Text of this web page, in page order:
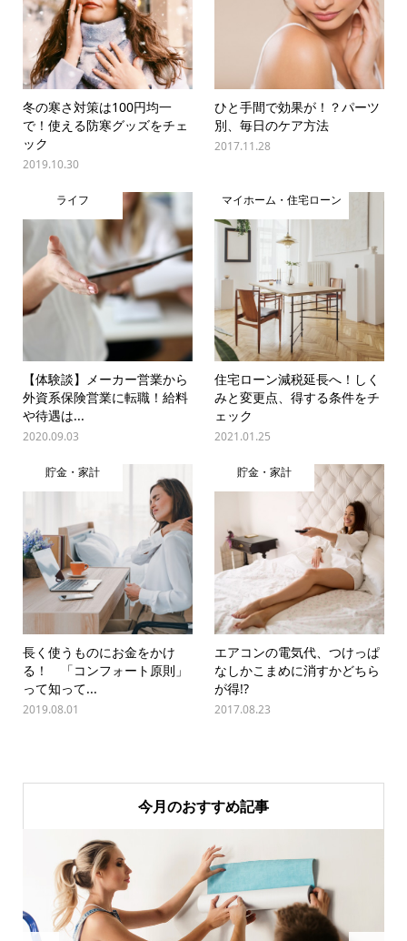
冬の寒さ対策は100円均一
で！使える防寒グッズをチェ
ック
2019.10.30
ひと手間で効果が！？パーツ
別、毎日のケア方法
2017.11.28
ライフ
【体験談】メーカー営業から
外資系保険営業に転職！給料
や待遇は...
2020.09.03
マイホーム・住宅ローン
住宅ローン減税延長へ！しく
みと変更点、得する条件をチ
ェック
2021.01.25
貯金・家計
長く使うものにお金をかけ
る！ 「コンフォート原則」
って知って...
2019.08.01
貯金・家計
エアコンの電気代、つけっぱ
なしかこまめに消すかどちら
が得!?
2017.08.23
今月のおすすめ記事